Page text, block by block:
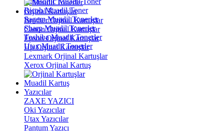
Ricoh Muadil Toner
Sagem Muadil Tonerler
Sharp Muadil Tonerler
Toshiba Muadil Tonerler
Utax Muadil Tonerler
Orjinal Kartuşlar
Brother Orjinal Kartuşlar
Canon Orjinal Kartuşlar
Epson Orjinal Kartuşlar
Hp Orjinal Kartuşlar
Lexmark Orjinal Kartuşlar
Xerox Orjinal Kartuş
Muadil Kartuş
Yazıcılar
ZAXE YAZICI
Oki Yazıcılar
Utax Yazıcılar
Pantum Yazıcı